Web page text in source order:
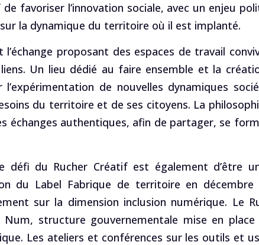
favoriser l’innovation sociale, avec un enjeu
la dynamique du territoire où il est implanté.
proposant des espaces de travail
Un lieu dédié au faire ensemble et la
de nouvelles dynamiques
du territoire et de ses citoyens. La
échanges authentiques, afin de partager, se
défi du Rucher Créatif est également d’être
du Label Fabrique de territoire en décembre
sur la dimension inclusion numérique. Le
structure gouvernementale mise en place
Les ateliers et conférences sur les outils et